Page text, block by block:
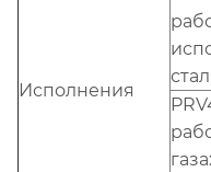
Исполнения